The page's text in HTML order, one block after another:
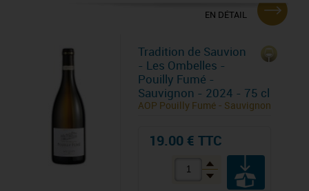
EN DÉTAIL
Tradition de Sauvion
- Les Ombelles -
Pouilly Fumé -
Sauvignon - 2024 - 75 cl
AOP Pouilly Fumé - Sauvignon
19.00 € TTC